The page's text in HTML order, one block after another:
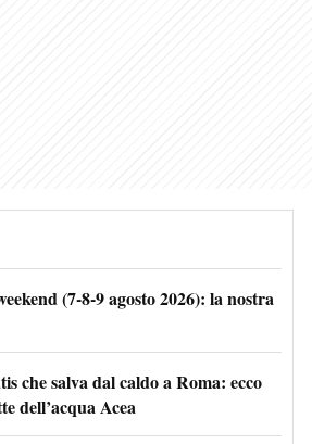
(7-8-9 agosto 2026): la nostra
che salva dal caldo a Roma: ecco
dell’acqua Acea